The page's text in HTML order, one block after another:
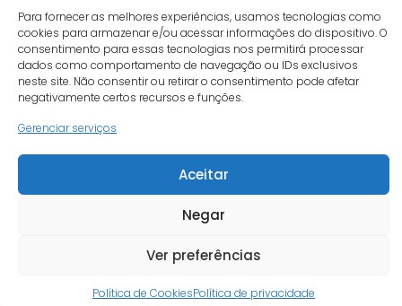
Para fornecer as melhores experiências, usamos tecnologias como
cookies para armazenar e/ou acessar informações do dispositivo. O
consentimento para essas tecnologias nos permitirá processar
dados como comportamento de navegação ou IDs exclusivos
neste site. Não consentir ou retirar o consentimento pode afetar
negativamente certos recursos e funções.
Gerenciar serviços
Aceitar
Negar
Ver preferências
Política de CookiesPolítica de privacidade
Tel.: (31) 3342-1748
comunicacao@undimemg.org.br
© Undime MG todos os direitos reservados. Site desenvolvido
por Severo7